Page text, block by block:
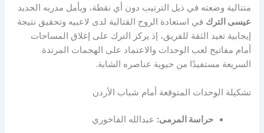
متتالية وضعته في ذيل الترتيب دون أي نقطة، ويأمل مدربه الجديد
عيسى الترك في استعادة الروح القتالية لدى لاعبيه وتحقيق نتيجة
إيجابية تعيد الثقة للفريق، إذ يركز الترك على إغلاق المساحات
أمام مفاتيح لعب الوحدات والاعتماد على الهجمات المرتدة
السريعة مستفيدًا من حيوية عناصره الشابة.
تشكيلة الوحدات المتوقعة أمام شباب الأردن
حراسة المرمى: عبدالله الفاخوري